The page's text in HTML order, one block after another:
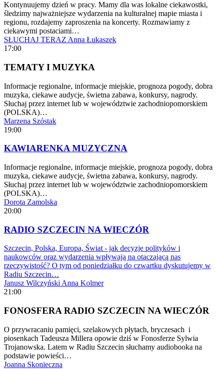
Kontynuujemy dzień w pracy. Mamy dla was lokalne ciekawostki,
śledzimy najważniejsze wydarzenia na kulturalnej mapie miasta i
regionu, rozdajemy zaproszenia na koncerty. Rozmawiamy z
ciekawymi postaciami…
SŁUCHAJ TERAZ Anna Łukaszek
17:00
TEMATY I MUZYKA
Informacje regionalne, informacje miejskie, prognoza pogody, dobra
muzyka, ciekawe audycje, świetna zabawa, konkursy, nagrody.
Słuchaj przez internet lub w województwie zachodniopomorskiem
(POLSKA)…
Marzena Szóstak
19:00
KAWIARENKA MUZYCZNA
Informacje regionalne, informacje miejskie, prognoza pogody, dobra
muzyka, ciekawe audycje, świetna zabawa, konkursy, nagrody.
Słuchaj przez internet lub w województwie zachodniopomorskiem
(POLSKA)…
Dorota Zamolska
20:00
RADIO SZCZECIN NA WIECZÓR
Szczecin, Polska, Europa, Świat - jak decyzje polityków i
naukowców oraz wydarzenia wpływają na otaczającą nas
rzeczywistość? O tym od poniedziałku do czwartku dyskutujemy w
Radiu Szczecin…
Janusz WilczyńskiAnna Kolmer
21:00
FONOSFERA RADIO SZCZECIN NA WIECZÓR
O przywracaniu pamięci, szelakowych płytach, bryczesach i
piosenkach Tadeusza Millera opowie dziś w Fonosferze Sylwia
Trojanowska. Latem w Radiu Szczecin słuchamy audiobooka na
podstawie powieści…
Joanna Skonieczna